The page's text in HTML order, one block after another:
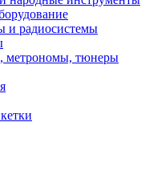
и радиосистемы
метрономы, тюнеры